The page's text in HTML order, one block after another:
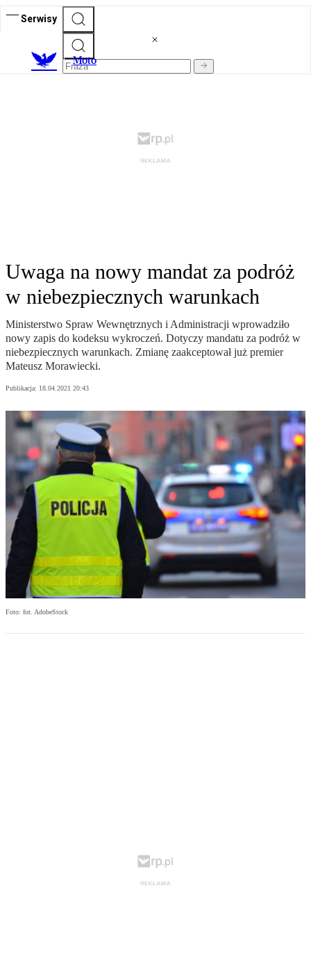
Serwisy
Moto
Uwaga na nowy mandat za podróż
w niebezpiecznych warunkach
Ministerstwo Spraw Wewnętrznych i Administracji wprowadziło
nowy zapis do kodeksu wykroczeń. Dotyczy mandatu za podróż w
niebezpiecznych warunkach. Zmianę zaakceptował już premier
Mateusz Morawiecki.
Publikacja: 18.04.2021 20:43
Foto: fot. AdobeStock